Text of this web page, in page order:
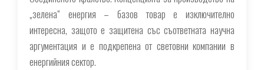
„зелена“ енергия – базов товар е изключително
интересна, защото е защитена със съответната научна
аргументация и е подкрепена от световни компании в
енергийния сектор.